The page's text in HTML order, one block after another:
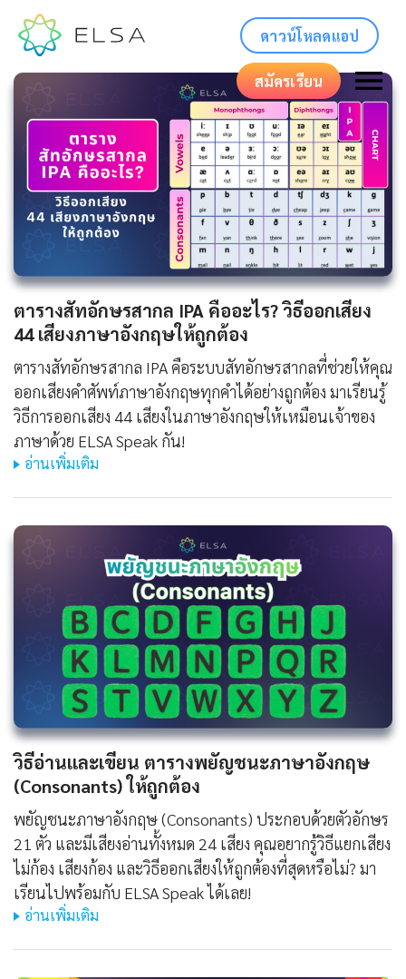
ดาวน์โหลดแอป
สมัครเรียน
ตารางสัทอักษรสากล IPA คืออะไร? วิธีออกเสียง
44 เสียงภาษาอังกฤษให้ถูกต้อง
ตารางสัทอักษรสากล IPA คือระบบสัทอักษรสากลที่ช่วยให้คุณ
ออกเสียงคำศัพท์ภาษาอังกฤษทุกคำได้อย่างถูกต้อง มาเรียนรู้
วิธีการออกเสียง 44 เสียงในภาษาอังกฤษให้เหมือนเจ้าของ
ภาษาด้วย ELSA Speak กัน!
อ่านเพิ่มเติม
วิธีอ่านและเขียน ตารางพยัญชนะภาษาอังกฤษ
(Consonants) ให้ถูกต้อง
พยัญชนะภาษาอังกฤษ (Consonants) ประกอบด้วยตัวอักษร
21 ตัว และมีเสียงอ่านทั้งหมด 24 เสียง คุณอยากรู้วิธีแยกเสียง
ไม่ก้อง เสียงก้อง และวิธีออกเสียงให้ถูกต้องที่สุดหรือไม่? มา
เรียนไปพร้อมกับ ELSA Speak ได้เลย!
อ่านเพิ่มเติม